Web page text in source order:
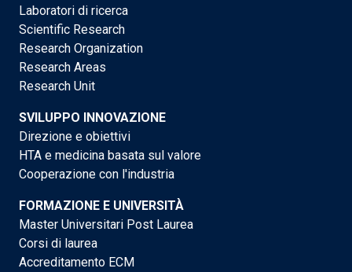
Laboratori di ricerca
Scientific Research
Research Organization
Research Areas
Research Unit
SVILUPPO INNOVAZIONE
Direzione e obiettivi
HTA e medicina basata sul valore
Cooperazione con l'industria
FORMAZIONE E UNIVERSITÀ
Master Universitari Post Laurea
Corsi di laurea
Accreditamento ECM